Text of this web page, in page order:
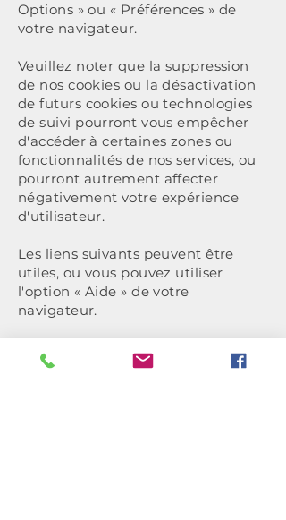
Options » ou « Préférences » de
votre navigateur.
Veuillez noter que la suppression
de nos cookies ou la désactivation
de futurs cookies ou technologies
de suivi pourront vous empêcher
d'accéder à certaines zones ou
fonctionnalités de nos services, ou
pourront autrement affecter
négativement votre expérience
d'utilisateur.
Les liens suivants peuvent être
utiles, ou vous pouvez utiliser
l'option « Aide » de votre
navigateur.
Paramètres des cookies dans